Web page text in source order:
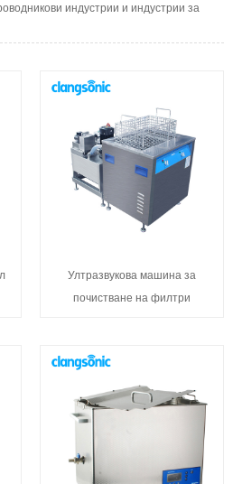
индустрии и индустрии за
Ултразвукова машина за
почистване на филтри